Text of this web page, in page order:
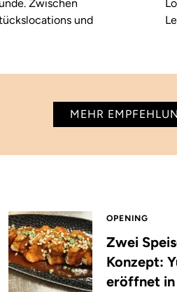
Zwischen
und
MEHR
OPENING
Zwei
Konzept:
eröffnet